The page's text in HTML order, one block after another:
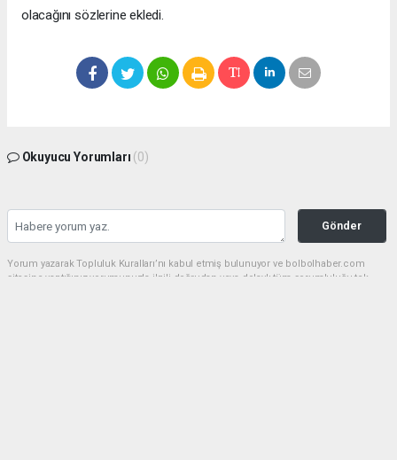
olacağını sözlerine ekledi.
Okuyucu Yorumları (0)
Gönder
Yorum yazarak Topluluk Kuralları’nı kabul etmiş bulunuyor ve bolbolhaber.com
sitesine yaptığınız yorumunuzla ilgili doğrudan veya dolaylı tüm sorumluluğu tek